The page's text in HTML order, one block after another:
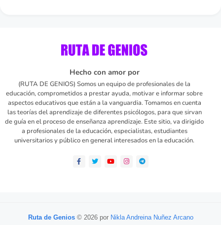
Hecho con amor por
(RUTA DE GENIOS) Somos un equipo de profesionales de la
educación, comprometidos a prestar ayuda, motivar e informar sobre
aspectos educativos que están a la vanguardia. Tomamos en cuenta
las teorías del aprendizaje de diferentes psicólogos, para que sirvan
de guía en el proceso de enseñanza aprendizaje. Este sitio, va dirigido
a profesionales de la educación, especialistas, estudiantes
universitarios y público en general interesados en la educación.
Ruta de Genios© 2026 por Nikla Andreina Nuñez Arcano